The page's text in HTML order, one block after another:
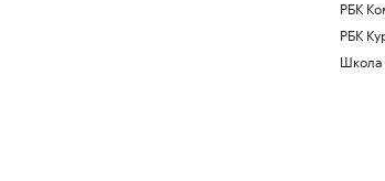
РБК
РБК
Школа